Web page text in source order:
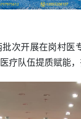
次开展在岗村医
疗队伍提质赋能